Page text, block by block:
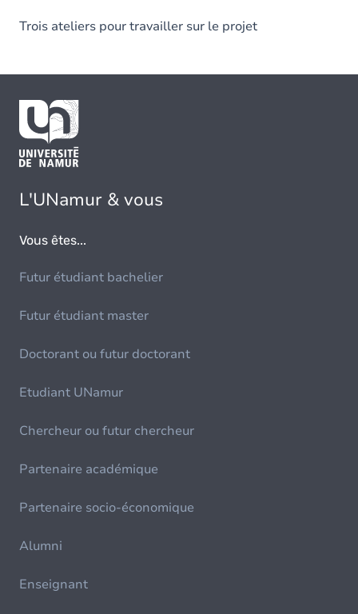
Trois ateliers pour travailler sur le projet
L'UNamur & vous
Vous êtes...
Futur étudiant bachelier
Futur étudiant master
Doctorant ou futur doctorant
Etudiant UNamur
Chercheur ou futur chercheur
Partenaire académique
Partenaire socio-économique
Alumni
Enseignant